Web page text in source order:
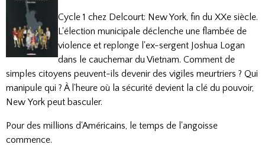
Cycle 1 chez Delcourt: New York, fin du XXe siècle.
L'élection municipale déclenche une flambée de
violence et replonge l'ex-sergent Joshua Logan
dans le cauchemar du Vietnam. Comment de
simples citoyens peuvent-ils devenir des vigiles meurtriers ? Qui
manipule qui ? À l'heure où la sécurité devient la clé du pouvoir,
New York peut basculer.
Pour des millions d'Américains, le temps de l'angoisse
commence.